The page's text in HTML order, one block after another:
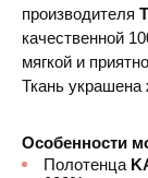
производителя
качественной
мягкой и
Ткань
Особенности
Полотенца